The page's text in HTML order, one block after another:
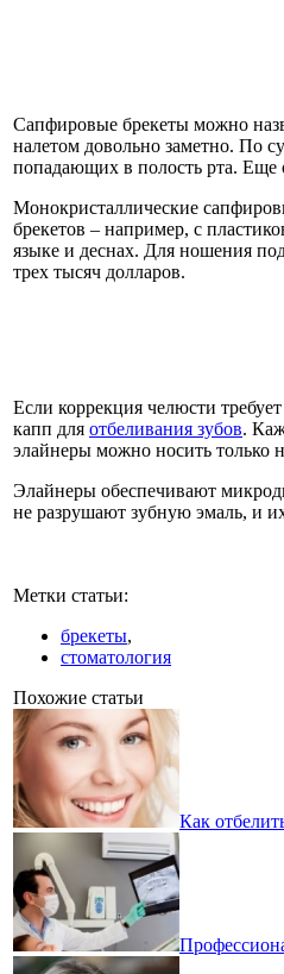
Сапфировые брекеты можно
налетом довольно заметно. По
попадающих в полость рта. Еще
Монокристаллические
брекетов – например, с
языке и деснах. Для ношения
трех тысяч долларов.
Если коррекция челюсти
капп для отбеливания зубов.
элайнеры можно носить только
Элайнеры обеспечивают
не разрушают зубную эмаль, и
Метки статьи:
брекеты,
стоматология
Похожие статьи
Как